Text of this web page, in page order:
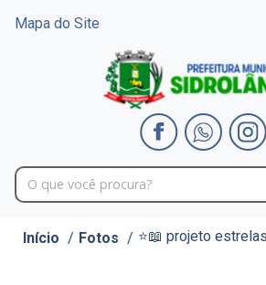
Mapa do Site
Início / Fotos / ⭐📖 projeto